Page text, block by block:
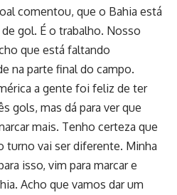
comentou, que o Bahia está
gol. É o trabalho. Nosso
que está faltando
na parte final do campo.
a gente foi feliz de ter
gols, mas dá para ver que
mais. Tenho certeza que
turno vai ser diferente. Minha
isso, vim para marcar e
Acho que vamos dar um